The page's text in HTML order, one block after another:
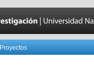
Proyectos